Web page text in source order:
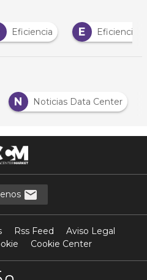
Eficiencia E Eficiencia
N Noticias Data Center
Rss Feed
Aviso Legal
Cookie Center